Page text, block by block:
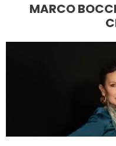
MARCO